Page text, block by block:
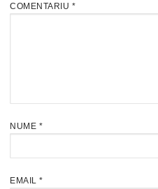
COMENTARIU *
NUME *
EMAIL *